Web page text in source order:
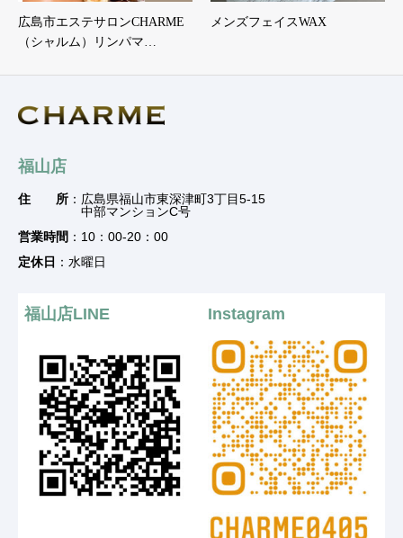
広島市エステサロンCHARME
（シャルム）リンパマ…
メンズフェイスWAX
福山店
住 所 ：広島県福山市東深津町3丁目5-15
中部マンションC号
営業時間 ：10：00-20：00
定休日 ：水曜日
福山店LINE Instagram